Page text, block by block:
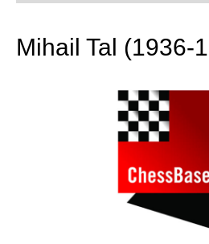
train more efficiently, intelligently and
Mihail Tal (1936-